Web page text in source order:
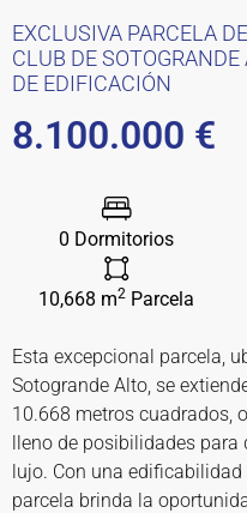
EXCLUSIVA PARCELA
CLUB DE
DE EDIFICACIÓN
8.100.000 €
0 Dormitorios
10,668 m2Parcela
Esta excepcional parcela,
Sotogrande Alto, se
10.668 metros cuadrados,
lleno de posibilidades para
lujo. Con una
parcela brinda la